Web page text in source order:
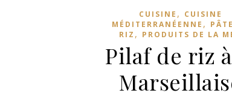
CUISINE , CUISINE
MÉDITERRANÉENNE ,
RIZ , PRODUITS DE LA
Pilaf de riz